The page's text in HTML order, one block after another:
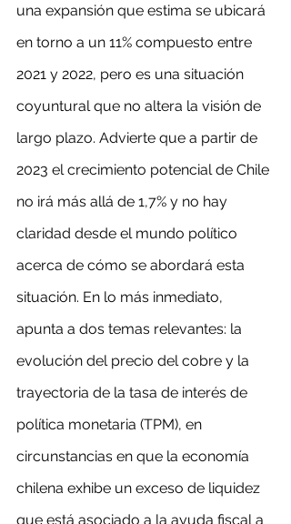
una expansión que estima se ubicará
en torno a un 11% compuesto entre
2021 y 2022, pero es una situación
coyuntural que no altera la visión de
largo plazo. Advierte que a partir de
2023 el crecimiento potencial de Chile
no irá más allá de 1,7% y no hay
claridad desde el mundo político
acerca de cómo se abordará esta
situación. En lo más inmediato,
apunta a dos temas relevantes: la
evolución del precio del cobre y la
trayectoria de la tasa de interés de
política monetaria (TPM), en
circunstancias en que la economía
chilena exhibe un exceso de liquidez
que está asociado a la ayuda fiscal a